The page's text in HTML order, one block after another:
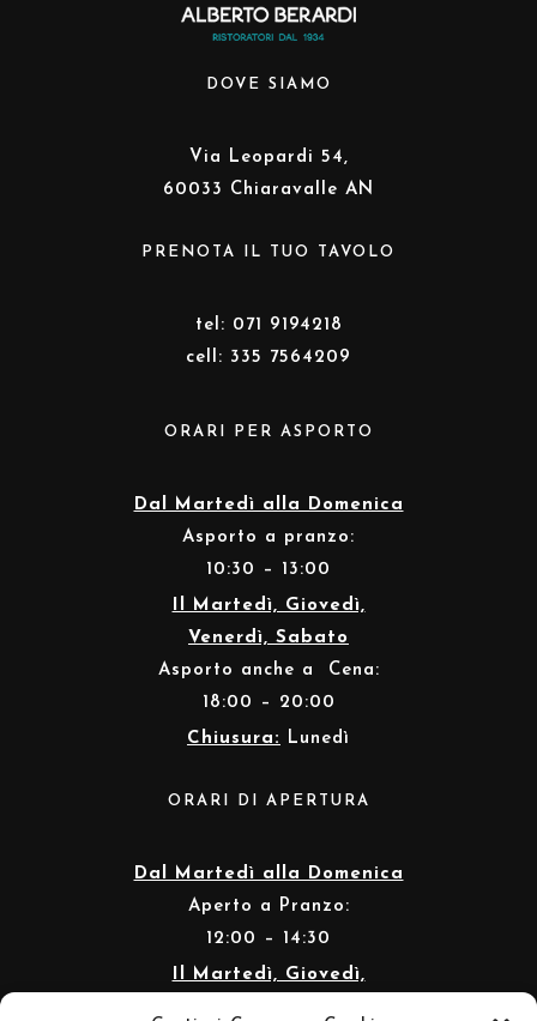
DOVE SIAMO
Via Leopardi 54,
60033 Chiaravalle AN
PRENOTA IL TUO TAVOLO
tel: 071 9194218
cell: 335 7564209
ORARI PER ASPORTO
Dal Martedì alla Domenica
Asporto a pranzo:
10:30 – 13:00
Il Martedì, Giovedì,
Venerdì, Sabato
Asporto anche a Cena:
18:00 – 20:00
Chiusura: Lunedì
ORARI DI APERTURA
Dal Martedì alla Domenica
Aperto a Pranzo:
12:00 – 14:30
Il Martedì, Giovedì,